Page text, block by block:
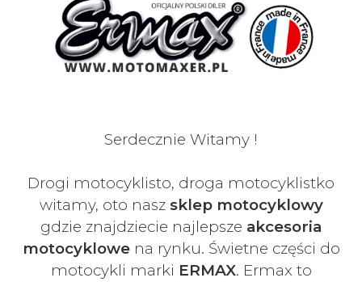
Serdecznie Witamy !
Drogi motocyklisto, droga motocyklistko
witamy, oto nasz sklep motocyklowy
gdzie znajdziecie najlepsze akcesoria
motocyklowena rynku. Świetne części do
motocykli marki ERMAX. Ermax to